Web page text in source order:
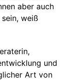
aber auch
weiß
und
Art von